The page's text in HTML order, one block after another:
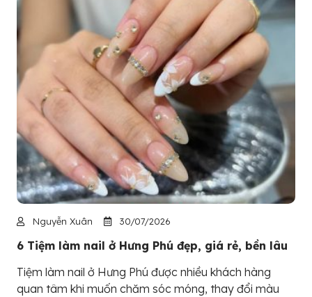
Nguyễn Xuân 30/07/2026
6 Tiệm làm nail ở Hưng Phú đẹp, giá rẻ, bền lâu
Tiệm làm nail ở Hưng Phú được nhiều khách hàng
quan tâm khi muốn chăm sóc móng, thay đổi màu